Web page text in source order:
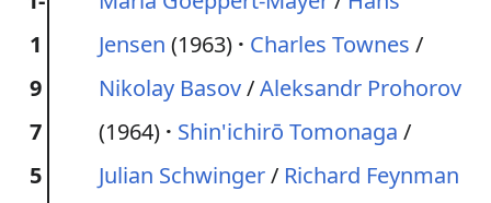
1
9
7
5
Jensen (1963) Charles Townes /
Nikolay Basov/Aleksandr Prohorov
(1964)
Shin'ichirō Tomonaga /
Julian Schwinger/ Richard Feynman